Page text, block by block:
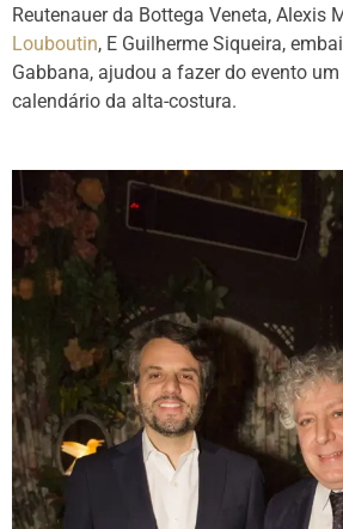
Reutenauer da Bottega Veneta, Alexis
Louboutin, E Guilherme Siqueira,
Gabbana, ajudou a fazer do evento
calendário da alta-costura.